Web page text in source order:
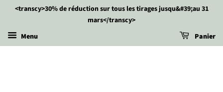
<transcy>30% de réduction sur tous les tirages jusqu&#39;au 31
mars</transcy>
Menu
Panier